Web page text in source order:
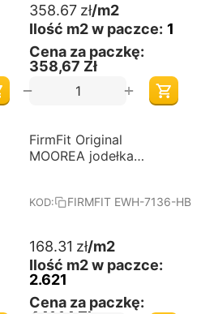
358.67 zł/m2
Ilość m2 w paczce: 1
Cena za paczkę:
358,67 Zł
+
−
-6%
Darmowa dostawa
od 60 m2
FirmFit Original
MOOREA jodełka
KOD: FIRMFIT EWH-7136-HB
168.31 zł/m2
Ilość m2 w paczce:
2.621
Cena za paczkę: